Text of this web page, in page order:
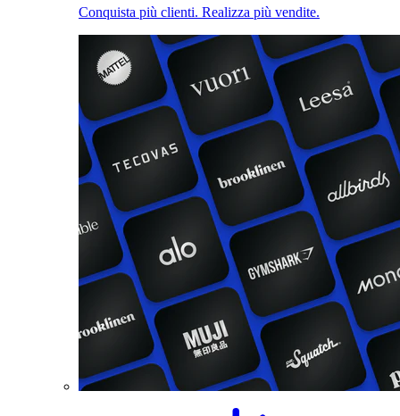
Conquista più clienti. Realizza più vendite.